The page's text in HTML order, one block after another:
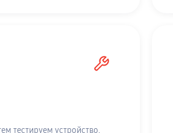
тестируем устройство,